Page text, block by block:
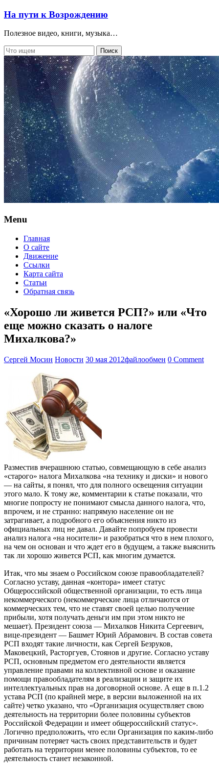
На пути к Возрождению
Полезное видео, книги, музыка…
Menu
Главная
О сайте
Движение
Ссылки
Карта сайта
Статьи
Обратная связь
«Хорошо ли живется РСП?» или «Что
еще можно сказать о налоге
Михалкова?»
Сергей Мосин Новости 30 мая 2012файлообмен 0 Comment
Разместив вчерашнюю статью, совмещающую в себе анализ
«старого» налога Михалкова «на технику и диски» и нового
— на сайты, я понял, что для полного освещения ситуации
этого мало. К тому же, комментарии к статье показали, что
многие попросту не понимают смысла данного налога, что,
впрочем, и не странно: напрямую население он не
затрагивает, а подробного его объяснения никто из
официальных лиц не давал. Давайте попробуем провести
анализ налога «на носители» и разобраться что в нем плохого,
на чем он основан и что ждет его в будущем, а также выяснить
так ли хорошо живется РСП, как многим думается.
Итак, что мы знаем о Российском союзе правообладателей?
Согласно уставу, данная «контора» имеет статус
Общероссийской общественной организации, то есть лица
некоммерческого (некоммерческие лица отличаются от
коммерческих тем, что не ставят своей целью получение
прибыли, хотя получать деньги им при этом никто не
мешает). Президент союза — Михалков Никита Сергеевич,
вице-президент — Башмет Юрий Абрамович. В состав совета
РСП входят такие личности, как Сергей Безруков,
Маковецкий, Расторгуев, Стоянов и другие. Согласно уставу
РСП, основным предметом его деятельности является
управление правами на коллективной основе и оказание
помощи правообладателям в реализации и защите их
интеллектуальных прав на договорной основе. А еще в п.1.2
устава РСП (по крайней мере, в версии выложенной на их
сайте) четко указано, что «Организация осуществляет свою
деятельность на территории более половины субъектов
Российской Федерации и имеет общероссийский статус».
Логично предположить, что если Организация по каким-либо
причинам потеряет часть своих представительств и будет
работать на территории менее половины субъектов, то ее
деятельность станет незаконной.